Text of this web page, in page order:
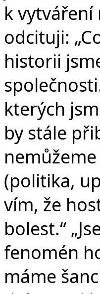
k
odcituji:
historii
kterých
by stále
(politika,
vím, že
bolest.“
fenomén
máme